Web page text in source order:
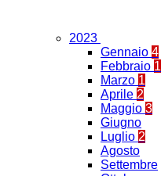
2023
Gennaio 4
Febbraio 1
Marzo 1
Aprile 2
Maggio 3
Giugno
Luglio 2
Agosto
Settembre